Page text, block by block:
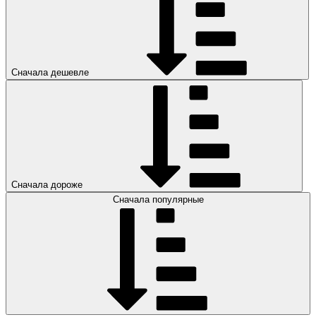
Сначала дешевле
Сначала дороже
Сначала популярные